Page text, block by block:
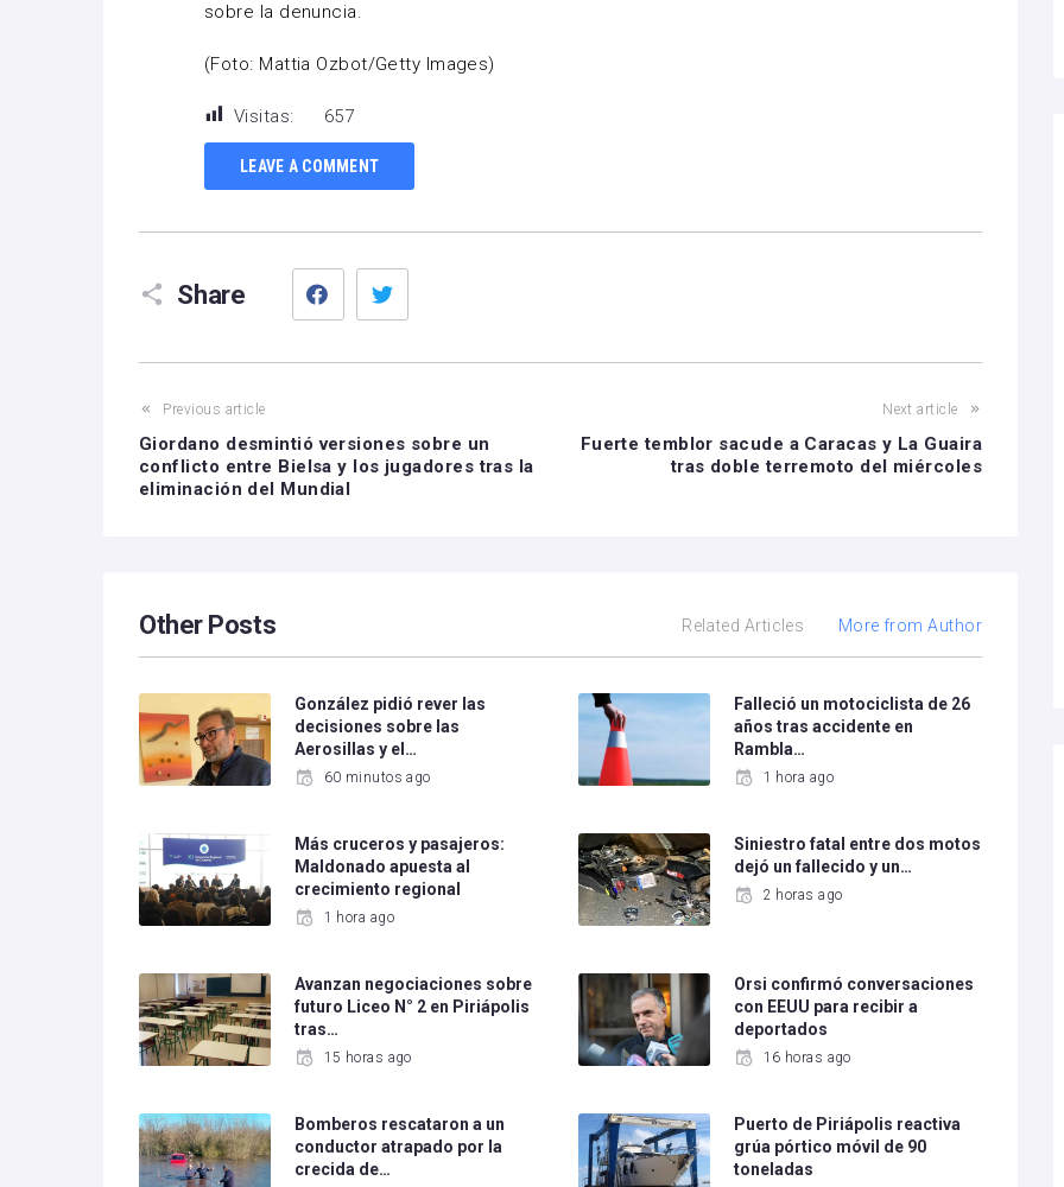
sobre la denuncia.
(Foto: Mattia Ozbot/Getty Images)
Visitas: 657
LEAVE A COMMENT
Share
Facebook
Previous article
Giordano desmintió versiones sobre un
conflicto entre Bielsa y los jugadores tras la
eliminación del Mundial
Next article
Fuerte temblor sacude a Caracas y La Guaira
tras doble terremoto del miércoles
Other Posts Related Articles More from Author
González pidió rever las
decisiones sobre las
Aerosillas y el…
60 minutos ago
Falleció un motociclista de 26
años tras accidente en
Rambla…
1 hora ago
Más cruceros y pasajeros:
Maldonado apuesta al
crecimiento regional
1 hora ago
Siniestro fatal entre dos motos
dejó un fallecido y un…
2 horas ago
Avanzan negociaciones sobre
futuro Liceo N° 2 en Piriápolis
tras…
15 horas ago
Orsi confirmó conversaciones
con EEUU para recibir a
deportados
16 horas ago
Bomberos rescataron a un
conductor atrapado por la
crecida de…
Puerto de Piriápolis reactiva
grúa pórtico móvil de 90
toneladas